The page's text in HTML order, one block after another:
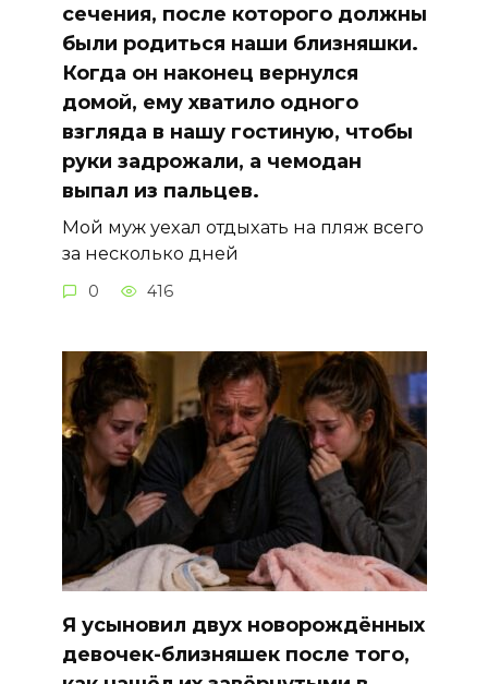
сечения, после которого должны
были родиться наши близняшки.
Когда он наконец вернулся
домой, ему хватило одного
взгляда в нашу гостиную, чтобы
руки задрожали, а чемодан
выпал из пальцев.
Мой муж уехал отдыхать на пляж всего
за несколько дней
0 416
Я усыновил двух новорождённых
девочек-близняшек после того,